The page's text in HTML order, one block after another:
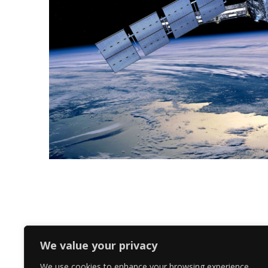
We value your privacy